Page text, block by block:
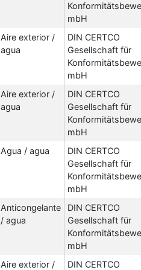
mbH
Aire exterior /
agua
DIN CERTCO
Gesellschaft für
mbH
Aire exterior /
agua
DIN CERTCO
Gesellschaft für
mbH
Agua / agua
DIN CERTCO
Gesellschaft für
mbH
Anticongelante
/ agua
DIN CERTCO
Gesellschaft für
mbH
Aire exterior /
DIN CERTCO